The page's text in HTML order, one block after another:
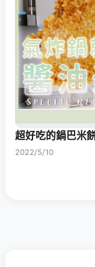
超好吃的鍋巴米
2022/5/10